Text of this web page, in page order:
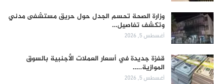
وزارة الصحة تحسم الجدل حول حريق مستشفى مدني
وتكشف تفاصيل…
أغسطس 5, 2026
قفزة جديدة في أسعار العملات الأجنبية بالسوق
الموازية..…
أغسطس 5, 2026